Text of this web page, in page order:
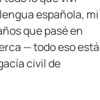
motivos
con un
por las
de